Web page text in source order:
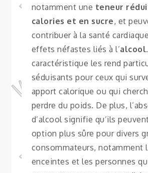
notamment une teneur
calories et en sucre, et
contribuer à la santé
effets néfastes liés à l’alcool
caractéristique les rend
séduisants pour ceux qui
apport calorique ou qui
perdre du poids. De plus,
d’alcool signifie qu’ils
option plus sûre pour divers
consommateurs, notamment
enceintes et les personnes